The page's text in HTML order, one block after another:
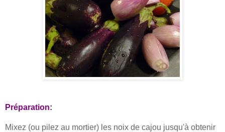
Préparation:
Mixez (ou pilez au mortier) les noix de cajou jusqu'à obtenir